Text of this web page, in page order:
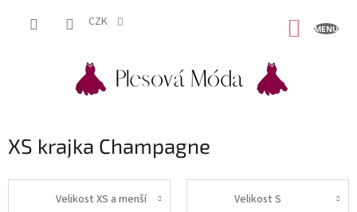
CZK
XS krajka Champagne
Velikost XS a menší Velikost S